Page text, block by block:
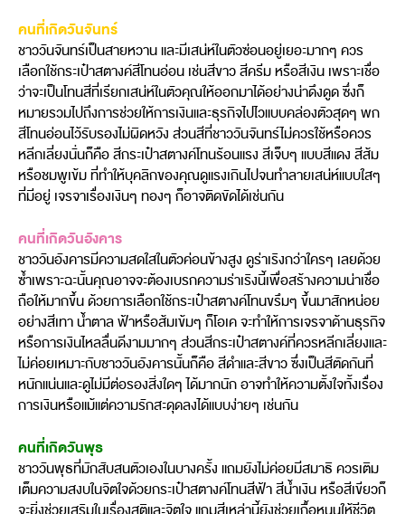
คนที่เกิดวันจันทร์
ชาววันจันทร์เป็นสายหวาน และมีเสน่ห์ในตัวซ่อนอยู่เยอะมากๆ ควร
เลือกใช้กระเป๋าสตางค์สีโทนอ่อน เช่นสีขาว สีครีม หรือสีเงิน เพราะเชื่อ
ว่าจะเป็นโทนสีที่เรียกเสน่ห์ในตัวคุณให้ออกมาได้อย่างน่าดึงดูด ซึ่งก็
หมายรวมไปถึงการช่วยให้การเงินและธุรกิจไปไวแบบคล่องตัวสุดๆ พก
สีโทนอ่อนไว้รับรองไม่ผิดหวัง ส่วนสีที่ชาววันจันทร์ไม่ควรใช้หรือควร
หลีกเลี่ยงนั่นก็คือ สีกระเป๋าสตางค์โทนร้อนแรง สีเจ็บๆ แบบสีแดง สีส้ม
หรือชมพูเข้ม ที่ทำให้บุคลิกของคุณดูแรงเกินไปจนทำลายเสน่ห์แบบใสๆ
ที่มีอยู่ เจรจาเรื่องเงินๆ ทองๆ ก็อาจติดขัดได้เช่นกัน
คนที่เกิดวันอังคาร
ชาววันอังคารมีความสดใสในตัวค่อนข้างสูง ดูร่าเริงกว่าใครๆ เลยด้วย
ซ้ำเพราะฉะนั้นคุณอาจจะต้องเบรกความร่าเริงนี้เพื่อสร้างความน่าเชื่อ
ถือให้มากขึ้น ด้วยการเลือกใช้กระเป๋าสตางค์โทนขรึมๆ ขึ้นมาสักหน่อย
อย่างสีเทา น้ำตาล ฟ้าหรือส้มเข้มๆ ก็โอเค จะทำให้การเจรจาด้านธุรกิจ
หรือการเงินไหลลื่นดีงามมากๆ ส่วนสีกระเป๋าสตางค์ที่ควรหลีกเลี่ยงและ
ไม่ค่อยเหมาะกับชาววันอังคารนั้นก็คือ สีดำและสีขาว ซึ่งเป็นสีตัดกันที่
หนักแน่นและดูไม่มีต่อรองสิ่งใดๆ ได้มากนัก อาจทำให้ความตั้งใจทั้งเรื่อง
การเงินหรือแม้แต่ความรักสะดุดลงได้แบบง่ายๆ เช่นกัน
คนที่เกิดวันพุธ
ชาววันพุธที่มักสับสนตัวเองในบางครั้ง แถมยังไม่ค่อยมีสมาธิ ควรเติม
เต็มความสงบในจิตใจด้วยกระเป๋าสตางค์โทนสีฟ้า สีน้ำเงิน หรือสีเขียวก็